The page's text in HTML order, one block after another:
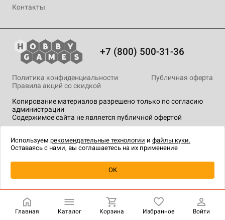
Уведомить о наличии
Контакты
+7 (800) 500-31-36
Копирование материалов разрешено только по согласию
администрации
Содержимое сайта не является публичной офертой
Политика конфиденциальности
Публичная оферта
Правила акций со скидкой
технологии.
Главная Каталог Корзина Избранное Войти
Используем рекомендательные технологии и файлы куки.
Оставаясь с нами, вы соглашаетесь на их применение
OK